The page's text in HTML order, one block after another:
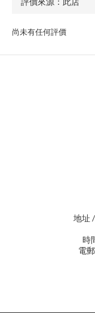
尚未有任何評價
地址
時
電